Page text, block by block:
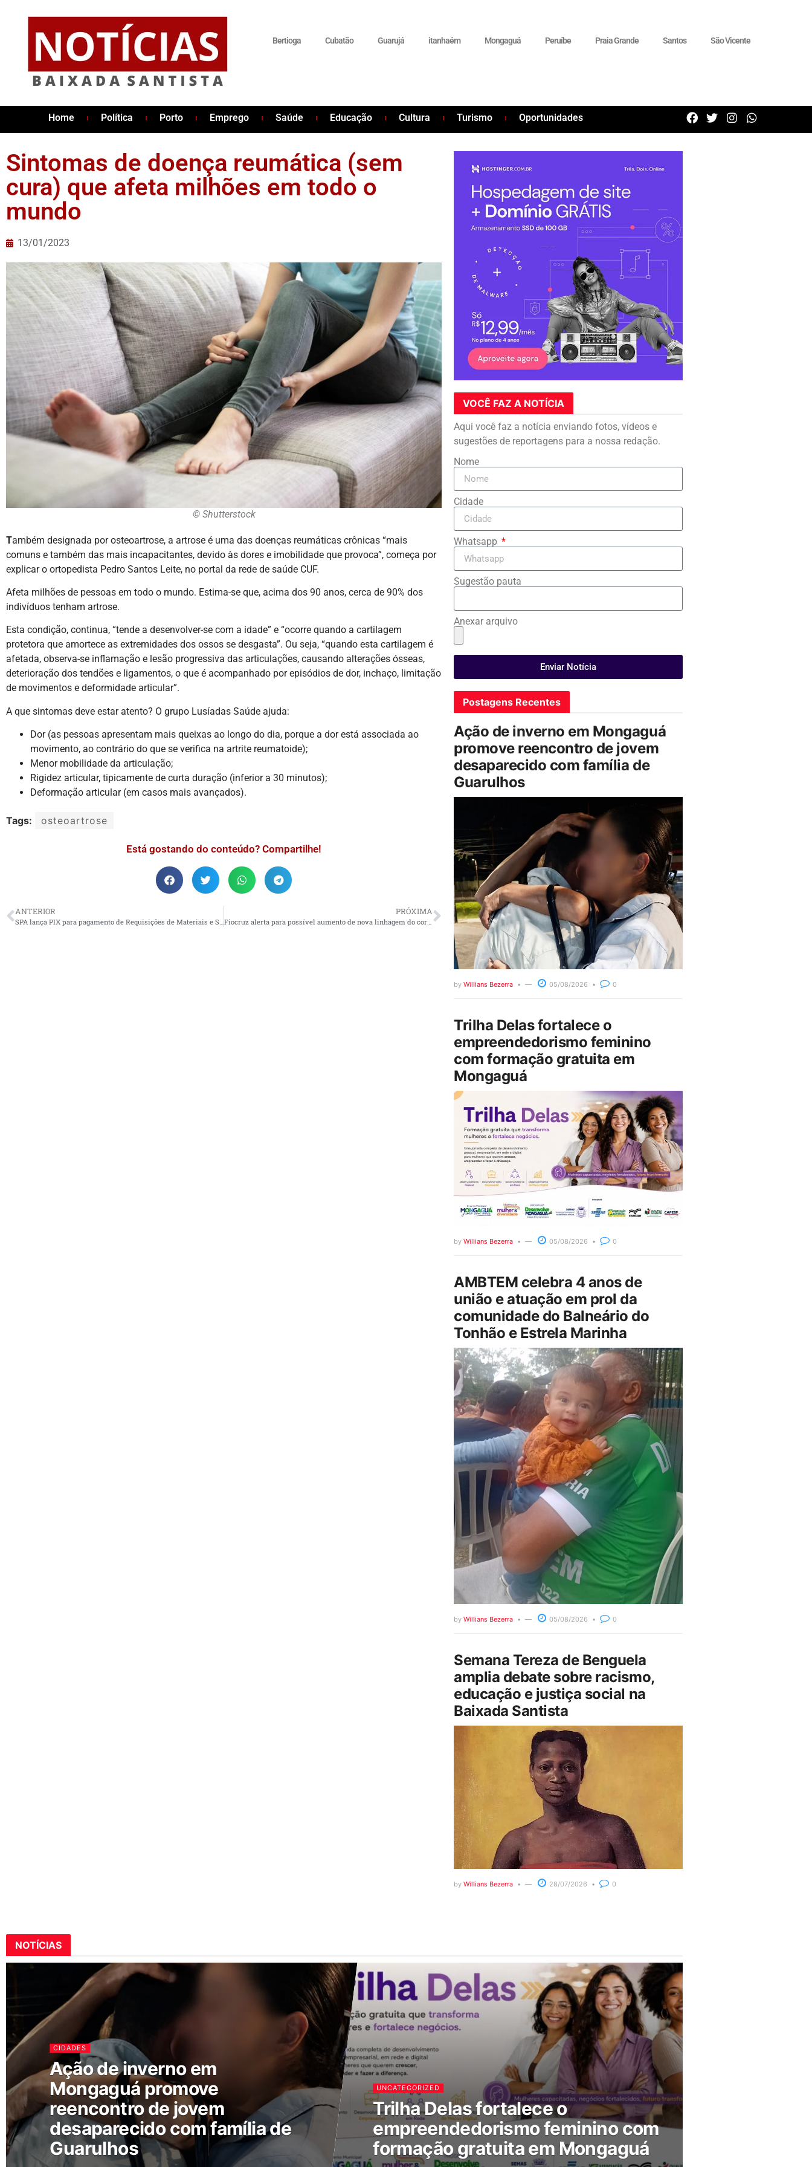
Bertioga Cubatão Guarujá itanhaém Mongaguá Peruíbe Praia Grande Santos São Vicente
Home Política Porto Emprego Saúde Educação Cultura Turismo Oportunidades
Sintomas de doença reumática (sem
cura) que afeta milhões em todo o
mundo
13/01/2023
© Shutterstock
Também designada por osteoartrose, a artrose é uma das doenças reumáticas crônicas “mais
comuns e também das mais incapacitantes, devido às dores e imobilidade que provoca”, começa por
explicar o ortopedista Pedro Santos Leite, no portal da rede de saúde CUF.
Afeta milhões de pessoas em todo o mundo. Estima-se que, acima dos 90 anos, cerca de 90% dos
indivíduos tenham artrose.
Esta condição, continua, “tende a desenvolver-se com a idade” e “ocorre quando a cartilagem
protetora que amortece as extremidades dos ossos se desgasta”. Ou seja, “quando esta cartilagem é
afetada, observa-se inflamação e lesão progressiva das articulações, causando alterações ósseas,
deterioração dos tendões e ligamentos, o que é acompanhado por episódios de dor, inchaço, limitação
de movimentos e deformidade articular”.
A que sintomas deve estar atento? O grupo Lusíadas Saúde ajuda:
Dor (as pessoas apresentam mais queixas ao longo do dia, porque a dor está associada ao
movimento, ao contrário do que se verifica na artrite reumatoide);
Menor mobilidade da articulação;
Rigidez articular, tipicamente de curta duração (inferior a 30 minutos);
Deformação articular (em casos mais avançados).
Tags: osteoartrose
Está gostando do conteúdo? Compartilhe!
ANTERIOR
SPA lança PIX para pagamento de Requisições de Materiais e Serviços
PRÓXIMA
Fiocruz alerta para possível aumento de nova linhagem do coronavírus
VOCÊ FAZ A NOTÍCIA
Aqui você faz a notícia enviando fotos, vídeos e
sugestões de reportagens para a nossa redação.
Nome
Cidade
Whatsapp
Sugestão pauta
Anexar arquivo
Enviar Notícia
Postagens Recentes
Ação de inverno em Mongaguá
promove reencontro de jovem
desaparecido com família de
Guarulhos
by Willians Bezerra 05/08/2026 0
Trilha Delas fortalece o
empreendedorismo feminino
com formação gratuita em
Mongaguá
by Willians Bezerra 05/08/2026 0
AMBTEM celebra 4 anos de
união e atuação em prol da
comunidade do Balneário do
Tonhão e Estrela Marinha
by Willians Bezerra 05/08/2026 0
Semana Tereza de Benguela
amplia debate sobre racismo,
educação e justiça social na
Baixada Santista
by Willians Bezerra 28/07/2026 0
NOTÍCIAS
CIDADES
Ação de inverno em
Mongaguá promove
reencontro de jovem
desaparecido com família de
Guarulhos
UNCATEGORIZED
Trilha Delas fortalece o
empreendedorismo feminino com
formação gratuita em Mongaguá